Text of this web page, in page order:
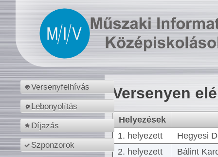
Versenyfelhívás
Lebonyolítás
Díjazás
Szponzorok
Versenyen
Helyezések
1. helyezett
Hegyesi
2. helyezett
Bálint